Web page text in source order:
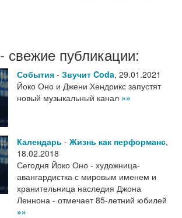
- свежие публикации:
События - Звучит Coda, 29.01.2021
Йоко Оно и Джени Хендрикс запустят
новый музыкальный канал »»
Календарь - Жизнь как перформанс,
18.02.2018
Сегодня Йоко Оно - художница-
авангардистка с мировым именем и
хранительница наследия Джона
Леннона - отмечает 85-летний юбилей
»»